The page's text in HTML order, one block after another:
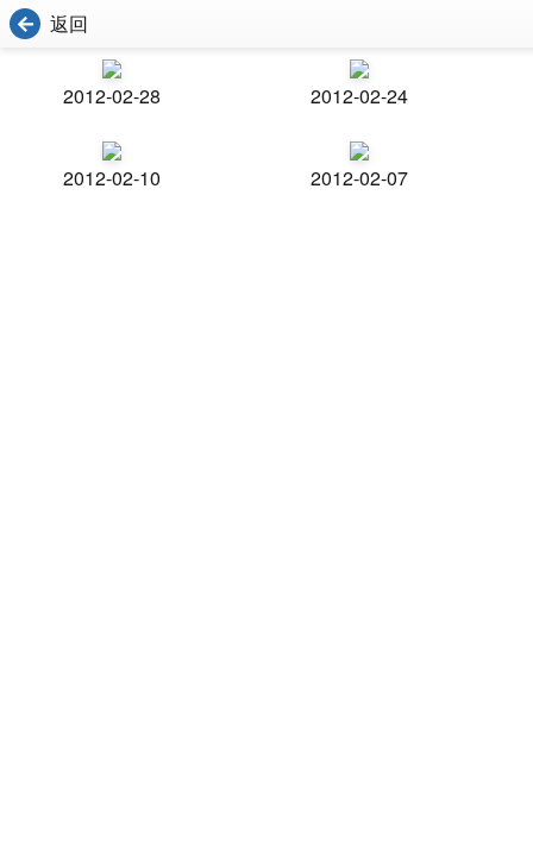
返回
2012-02-28 2012-02-24
2012-02-10 2012-02-07